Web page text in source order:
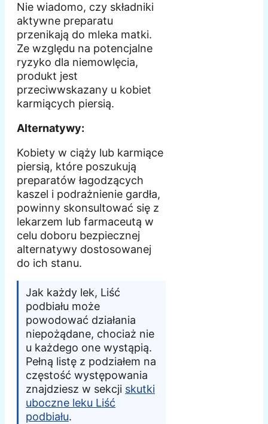
Nie wiadomo, czy składniki
aktywne preparatu
przenikają do mleka matki.
Ze względu na potencjalne
ryzyko dla niemowlęcia,
produkt jest
przeciwwskazany u kobiet
karmiących piersią.
Alternatywy:
Kobiety w ciąży lub karmiące
piersią, które poszukują
preparatów łagodzących
kaszel i podrażnienie gardła,
powinny skonsultować się z
lekarzem lub farmaceutą w
celu doboru bezpiecznej
alternatywy dostosowanej
do ich stanu.
Jak każdy lek, Liść
podbiału może
powodować działania
niepożądane, chociaż nie
u każdego one wystąpią.
Pełną listę z podziałem na
częstość występowania
znajdziesz w sekcji skutki
uboczne leku Liść
podbiału.